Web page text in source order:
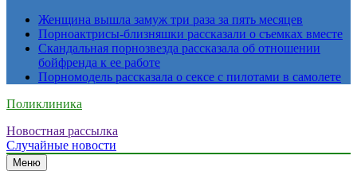
Женщина вышла замуж три раза за пять месяцев
Порноактрисы-близняшки рассказали о съемках вместе
Скандальная порнозвезда рассказала об отношении
бойфренда к ее работе
Порномодель рассказала о сексе с пилотами в самолете
Поликлиника
Новостная рассылка
Случайные новости
Меню